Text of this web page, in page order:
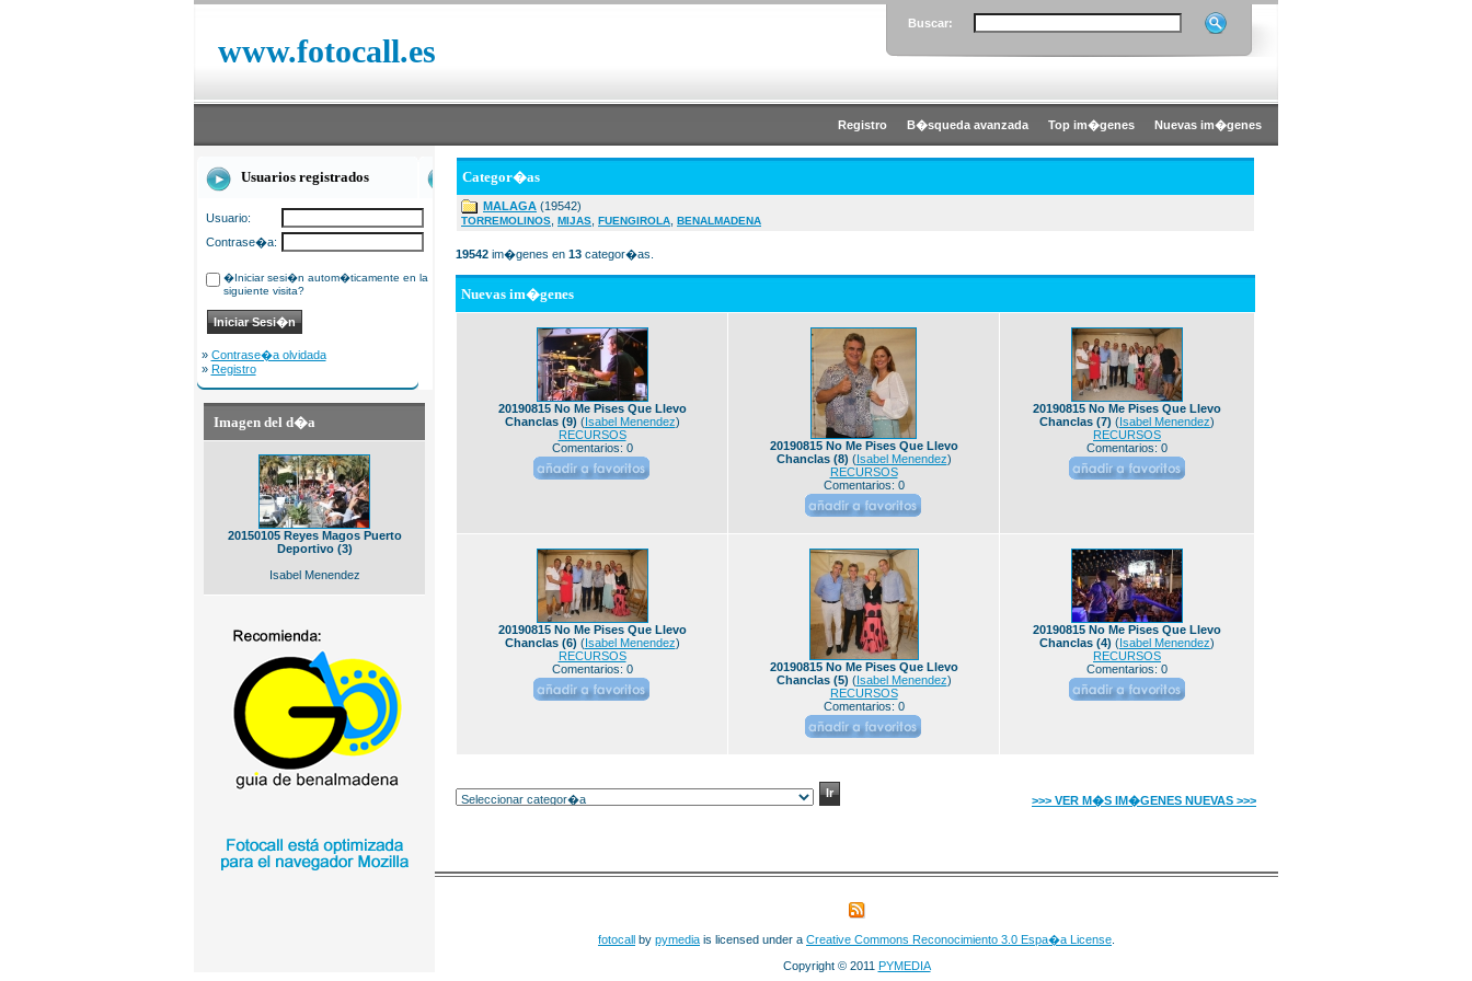
www.fotocall.es
Buscar:
Registro B�squeda avanzada Top im�genes Nuevas im�genes
Usuarios registrados
Usuario:
Contrase�a:
�Iniciar sesi�n autom�ticamente en la
siguiente visita?
» Contrase�a olvidada
» Registro
Imagen del d�a
20150105 Reyes Magos Puerto
Deportivo (3)
Isabel Menendez
Categor�as
MALAGA (19542)
TORREMOLINOS MIJAS FUENGIROLA BENALMADENA
19542 im�genes en 13 categor�as.
Nuevas im�genes
20190815 No Me Pises Que Llevo
Chanclas (9) (Isabel Menendez)
RECURSOS
Comentarios: 0
20190815 No Me Pises Que Llevo
Chanclas (8) (Isabel Menendez)
RECURSOS
Comentarios: 0
20190815 No Me Pises Que Llevo
Chanclas (7) (Isabel Menendez)
RECURSOS
Comentarios: 0
20190815 No Me Pises Que Llevo
Chanclas (6) (Isabel Menendez)
RECURSOS
Comentarios: 0
20190815 No Me Pises Que Llevo
Chanclas (5) (Isabel Menendez)
RECURSOS
Comentarios: 0
20190815 No Me Pises Que Llevo
Chanclas (4) (Isabel Menendez)
RECURSOS
Comentarios: 0
>>> VER M�S IM�GENES NUEVAS >>>
fotocall by pymedia is licensed under a Creative Commons Reconocimiento 3.0 Espa�a License
Copyright © 2011 PYMEDIA